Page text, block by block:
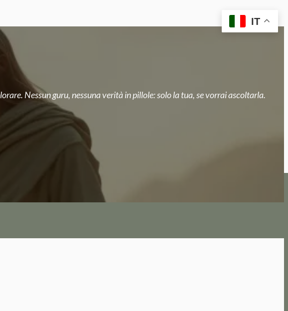
Nessun guru, nessuna verità in pillole: solo la tua, se vorrai ascoltarla.
IT